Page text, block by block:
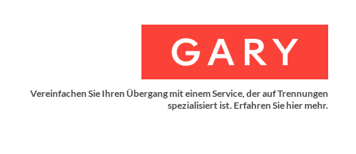
Vereinfachen Sie Ihren Übergang mit einem Service, der auf Trennungen
spezialisiert ist. Erfahren Sie hier mehr.